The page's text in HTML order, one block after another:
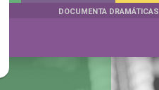
DOCUMENTA DRAMÁTICAS